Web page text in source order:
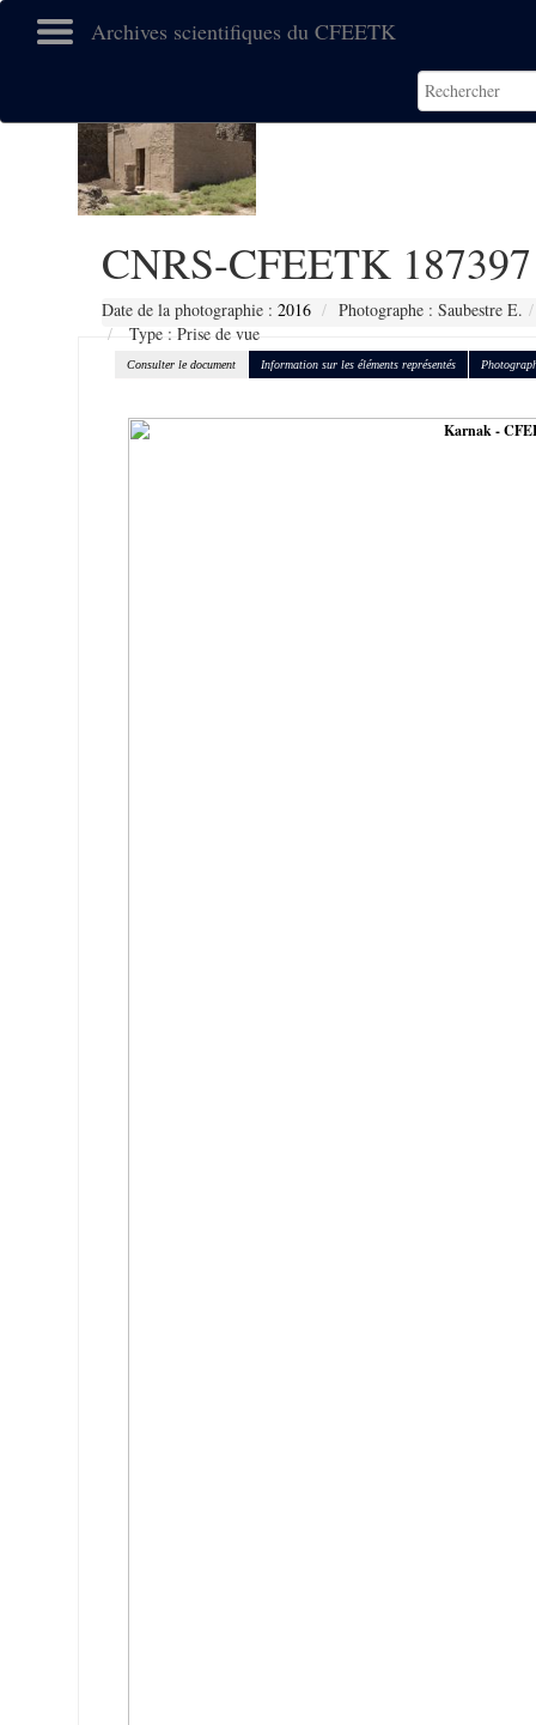
Archives scientifiques du CFEETK
CNRS-CFEETK 187397
Date de la photographie : 2016
Photographe : Saubestre E.
Type : Prise de vue
Consulter le document Information sur les éléments représentés